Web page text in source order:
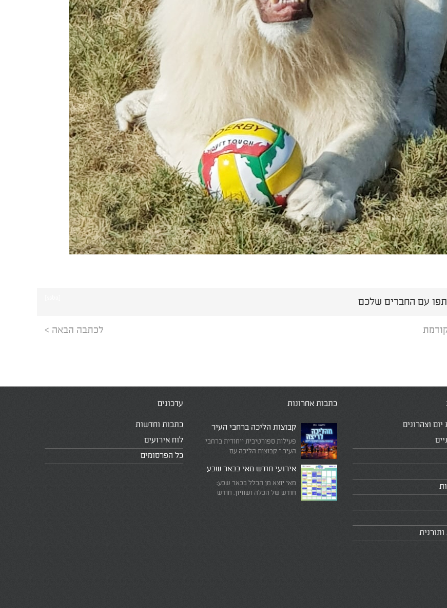
עם החברים שלכם
לכתבה הבאה >
יום וצהרונים
כתבות אחרונות
קבוצות הליכה ברחבי העיר
פעילות ספורטיבית ייחודית ברחבי
העיר – קבוצות הליכה עם
אירועי חודש מאי בבאר שבע
מאי יוצא מן הכלל בבאר שבע:
חודש של הכלה ושוויון. חודש
עדכונים
כתבות וחדשות
לוח אירועים
כל הפרסומים